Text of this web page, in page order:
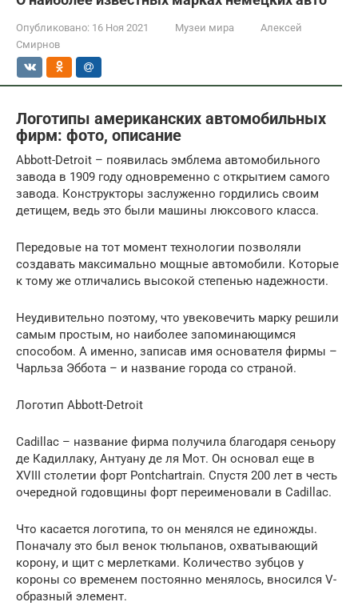
Опубликовано: 16 Ноя 2021 Музеи мира
Алексей
Смирнов
Логотипы американских автомобильных
фирм: фото, описание
Abbott-Detroit – появилась эмблема автомобильного
завода в 1909 году одновременно с открытием самого
завода. Конструкторы заслуженно гордились своим
детищем, ведь это были машины люксового класса.
Передовые на тот момент технологии позволяли
создавать максимально мощные автомобили. Которые
к тому же отличались высокой степенью надежности.
Неудивительно поэтому, что увековечить марку решили
самым простым, но наиболее запоминающимся
способом. А именно, записав имя основателя фирмы –
Чарльза Эббота – и название города со страной.
Логотип Abbott-Detroit
Cadillac – название фирма получила благодаря сеньору
де Кадиллаку, Антуану де ля Мот. Он основал еще в
XVIII столетии форт Pontchartrain. Спустя 200 лет в честь
очередной годовщины форт переименовали в Cadillac.
Что касается логотипа, то он менялся не единожды.
Поначалу это был венок тюльпанов, охватывающий
корону, и щит с мерлетками. Количество зубцов у
короны со временем постоянно менялось, вносился V-
образный элемент.